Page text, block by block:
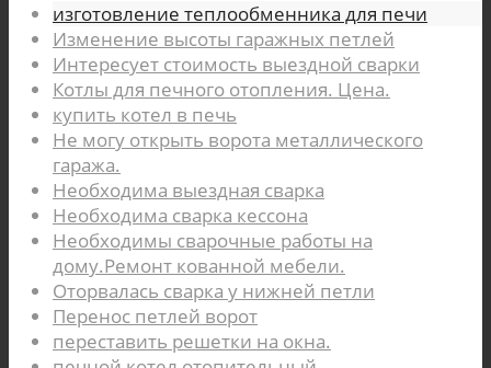
изготовление теплообменника для печи
Изменение высоты гаражных петлей
Интересует стоимость выездной сварки
Котлы для печного отопления. Цена.
купить котел в печь
Не могу открыть ворота металлического
гаража.
Необходима выездная сварка
Необходима сварка кессона
Необходимы сварочные работы на
дому.Ремонт кованной мебели.
Оторвалась сварка у нижней петли
Перенос петлей ворот
переставить решетки на окна.